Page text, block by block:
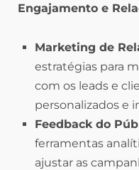
Engajamento e
Marketing de
estratégias para
com os leads e
personalizados e
Feedback do
ferramentas
ajustar as